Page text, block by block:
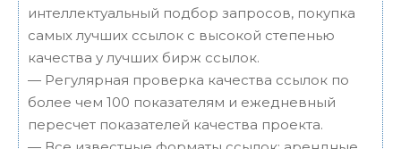
интеллектуальный подбор запросов, покупка
самых лучших ссылок с высокой степенью
качества у лучших бирж ссылок.
— Регулярная проверка качества ссылок по
более чем 100 показателям и ежедневный
пересчет показателей качества проекта.